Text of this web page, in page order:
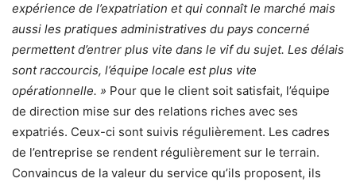
expérience de l’expatriation et qui connaît le marché mais
aussi les pratiques administratives du pays concerné
permettent d’entrer plus vite dans le vif du sujet. Les délais
sont raccourcis, l’équipe locale est plus vite
opérationnelle. » Pour que le client soit satisfait, l’équipe
de direction mise sur des relations riches avec ses
expatriés. Ceux-ci sont suivis régulièrement. Les cadres
de l’entreprise se rendent régulièrement sur le terrain.
Convaincus de la valeur du service qu’ils proposent, ils